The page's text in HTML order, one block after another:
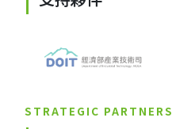
STRATEGIC PARTNERS